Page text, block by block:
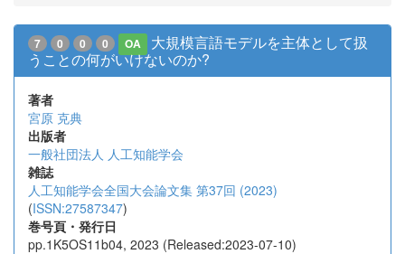
7 0 0 0 OA
大規模言語モデルを主体として扱
うことの何がいけないのか?
著者
宮原 克典
出版者
一般社団法人 人工知能学会
雑誌
人工知能学会全国大会論文集 第37回 (2023)
(ISSN:27587347)
巻号頁・発行日
pp.1K5OS11b04, 2023 (Released:2023-07-10)